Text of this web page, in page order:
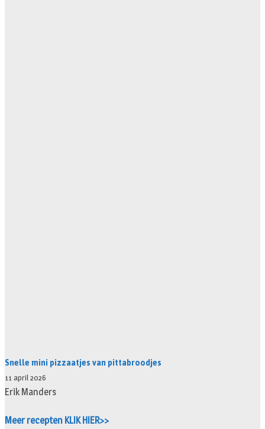
Snelle mini pizzaatjes van pittabroodjes
11 april 2026
Erik Manders
Meer recepten KLIK HIER>>